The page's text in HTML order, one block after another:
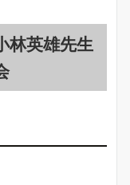
林英雄先生